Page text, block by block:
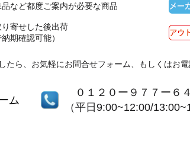
など都度ご案内が必要な商品
り寄せした後出荷
期確認可能）
たら、お気軽にお問合せフォーム、もしくはお電
ム
０１２０ー９７７ー６
（平日9:00~12:00/